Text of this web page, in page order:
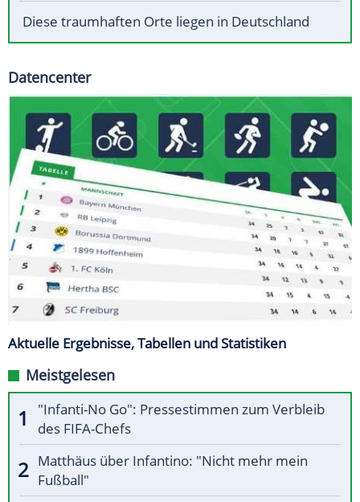
Diese traumhaften Orte liegen in Deutschland
Datencenter
Aktuelle Ergebnisse, Tabellen und Statistiken
Meistgelesen
"Infanti-No Go": Pressestimmen zum Verbleib
des FIFA-Chefs
Matthäus über Infantino: "Nicht mehr mein
Fußball"